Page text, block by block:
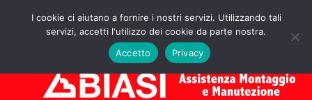
Assistenza
Caldaie
Preventivo!
MENU
I cookie ci aiutano a fornire i nostri servizi. Utilizzando tali
servizi, accetti l'utilizzo dei cookie da parte nostra.
Accetto
Privacy